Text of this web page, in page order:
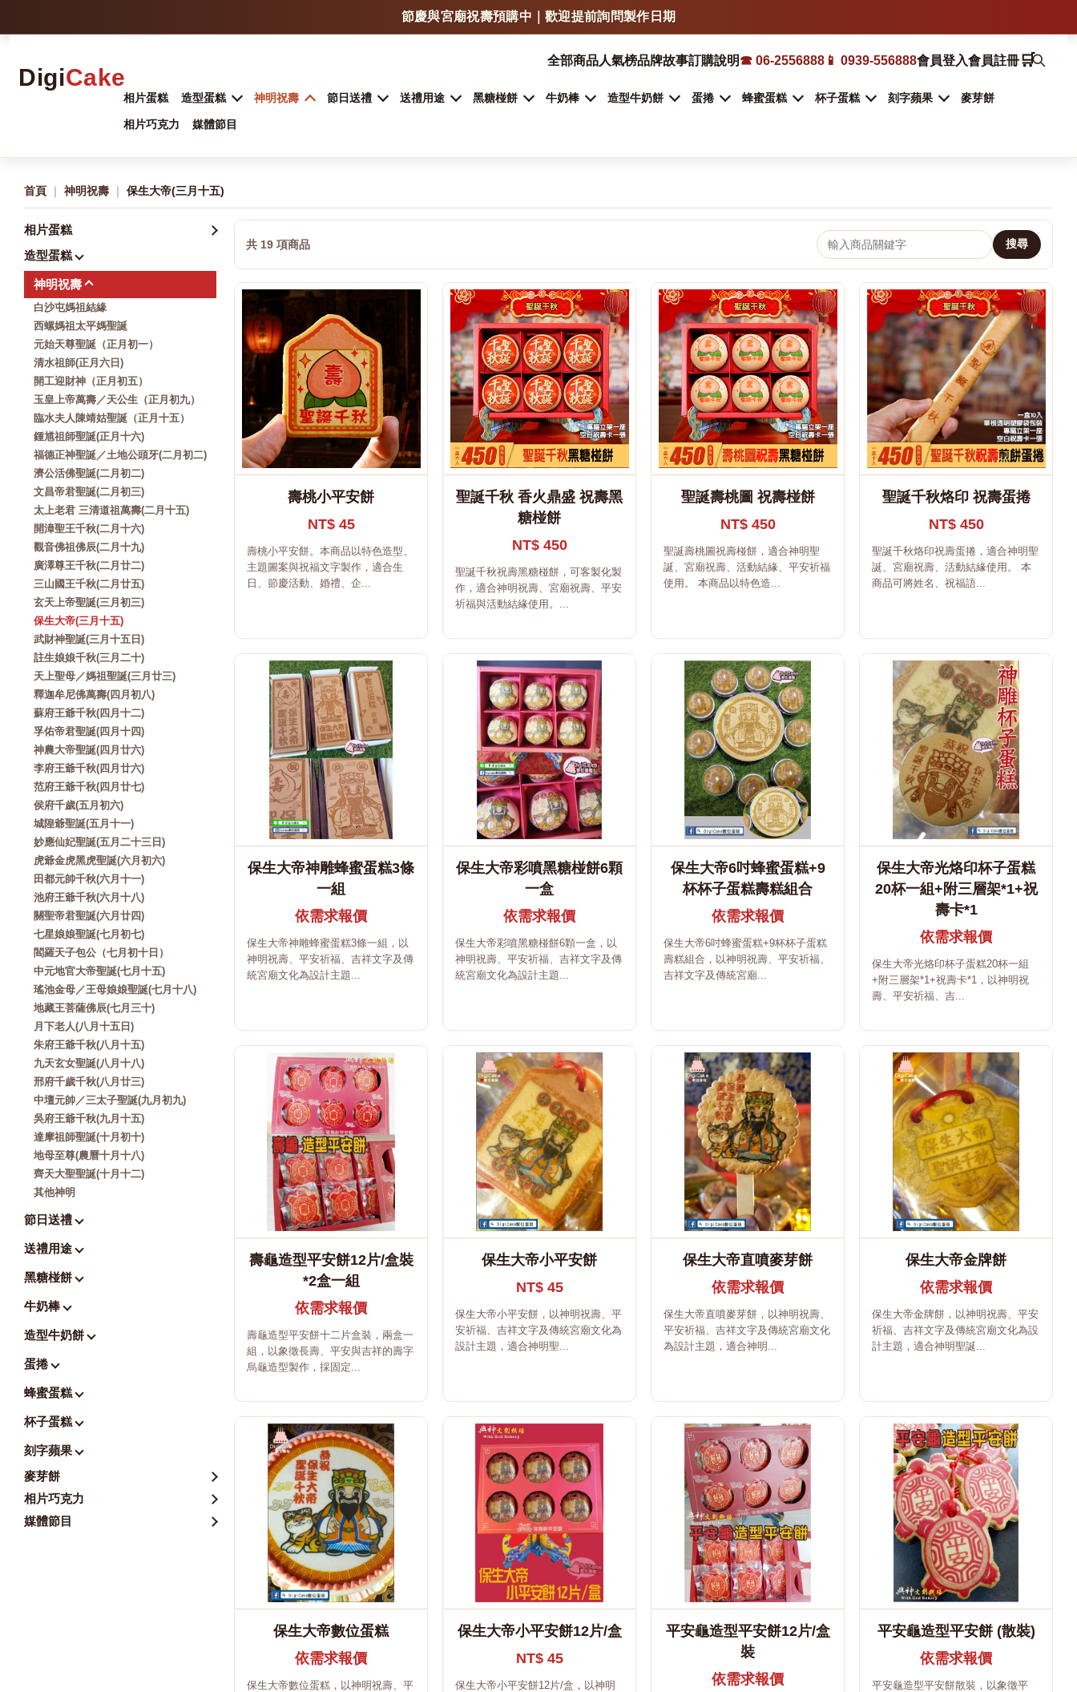
LINE 傳照片 / LOGO / 文字，可快速估價與確認製作方式
門市自取、宅配、超商取貨，依商品類型安排
DigiCake
全部商品人氣榜品牌故事訂購說明☎ 06-2556888 📱 0939-556888會員登入會員註冊🛒
相片蛋糕 造型蛋糕 神明祝壽 節日送禮 送禮用途 黑糖椪餅 牛奶棒 造型牛奶餅 蛋捲 蜂蜜蛋糕 杯子蛋糕 刻字蘋果 麥芽餅
相片巧克力 媒體節目
首頁 ｜ 神明祝壽 ｜ 保生大帝(三月十五)
相片蛋糕
造型蛋糕
神明祝壽
白沙屯媽祖結緣
西螺媽祖太平媽聖誕
元始天尊聖誕（正月初一）
清水祖師(正月六日)
開工迎財神（正月初五）
玉皇上帝萬壽／天公生（正月初九）
臨水夫人陳靖姑聖誕（正月十五）
鍾馗祖師聖誕(正月十六)
福德正神聖誕／土地公頭牙(二月初二)
濟公活佛聖誕(二月初二)
文昌帝君聖誕(二月初三)
太上老君 三清道祖萬壽(二月十五)
開漳聖王千秋(二月十六)
觀音佛祖佛辰(二月十九)
廣澤尊王千秋(二月廿二)
三山國王千秋(二月廿五)
玄天上帝聖誕(三月初三)
保生大帝(三月十五)
武財神聖誕(三月十五日)
註生娘娘千秋(三月二十)
天上聖母／媽祖聖誕(三月廿三)
釋迦牟尼佛萬壽(四月初八)
蘇府王爺千秋(四月十二)
孚佑帝君聖誕(四月十四)
神農大帝聖誕(四月廿六)
李府王爺千秋(四月廿六)
范府王爺千秋(四月廿七)
侯府千歲(五月初六)
城隍爺聖誕(五月十一)
妙應仙妃聖誕(五月二十三日)
虎爺金虎黑虎聖誕(六月初六)
田都元帥千秋(六月十一)
池府王爺千秋(六月十八)
關聖帝君聖誕(六月廿四)
七星娘娘聖誕(七月初七)
閻羅天子包公（七月初十日）
中元地官大帝聖誕(七月十五)
瑤池金母／王母娘娘聖誕(七月十八)
地藏王菩薩佛辰(七月三十)
月下老人(八月十五日)
朱府王爺千秋(八月十五)
九天玄女聖誕(八月十八)
邢府千歲千秋(八月廿三)
中壇元帥／三太子聖誕(九月初九)
吳府王爺千秋(九月十五)
達摩祖師聖誕(十月初十)
地母至尊(農曆十月十八)
齊天大聖聖誕(十月十二)
其他神明
節日送禮
送禮用途
黑糖椪餅
牛奶棒
造型牛奶餅
蛋捲
蜂蜜蛋糕
杯子蛋糕
刻字蘋果
麥芽餅
相片巧克力
媒體節目
共 19 項商品
壽桃小平安餅
NT$ 45
壽桃小平安餅。本商品以特色造型、
主題圖案與祝福文字製作，適合生
日、節慶活動、婚禮、企...
聖誕千秋 香火鼎盛 祝壽黑
糖椪餅
NT$ 450
聖誕千秋祝壽黑糖椪餅，可客製化製
作，適合神明祝壽、宮廟祝壽、平安
祈福與活動結緣使用。...
聖誕壽桃圖 祝壽椪餅
NT$ 450
聖誕壽桃圖祝壽椪餅，適合神明聖
誕、宮廟祝壽、活動結緣、平安祈福
使用。 本商品以特色造...
聖誕千秋烙印 祝壽蛋捲
NT$ 450
聖誕千秋烙印祝壽蛋捲，適合神明聖
誕、宮廟祝壽、活動結緣使用。 本
商品可將姓名、祝福語...
保生大帝神雕蜂蜜蛋糕3條
一組
依需求報價
保生大帝神雕蜂蜜蛋糕3條一組，以
神明祝壽、平安祈福、吉祥文字及傳
統宮廟文化為設計主題...
保生大帝彩噴黑糖椪餅6顆
一盒
依需求報價
保生大帝彩噴黑糖椪餅6顆一盒，以
神明祝壽、平安祈福、吉祥文字及傳
統宮廟文化為設計主題...
保生大帝6吋蜂蜜蛋糕+9
杯杯子蛋糕壽糕組合
依需求報價
保生大帝6吋蜂蜜蛋糕+9杯杯子蛋糕
壽糕組合，以神明祝壽、平安祈福、
吉祥文字及傳統宮廟...
保生大帝光烙印杯子蛋糕
20杯一組+附三層架*1+祝
壽卡*1
依需求報價
保生大帝光烙印杯子蛋糕20杯一組
+附三層架*1+祝壽卡*1，以神明祝
壽、平安祈福、吉...
壽龜造型平安餅12片/盒裝
*2盒一組
依需求報價
壽龜造型平安餅十二片盒裝，兩盒一
組，以象徵長壽、平安與吉祥的壽字
烏龜造型製作，採固定...
保生大帝小平安餅
NT$ 45
保生大帝小平安餅，以神明祝壽、平
安祈福、吉祥文字及傳統宮廟文化為
設計主題，適合神明聖...
保生大帝直噴麥芽餅
依需求報價
保生大帝直噴麥芽餅，以神明祝壽、
平安祈福、吉祥文字及傳統宮廟文化
為設計主題，適合神明...
保生大帝金牌餅
依需求報價
保生大帝金牌餅，以神明祝壽、平安
祈福、吉祥文字及傳統宮廟文化為設
計主題，適合神明聖誕...
保生大帝數位蛋糕
依需求報價
保生大帝數位蛋糕，以神明祝壽、平
保生大帝小平安餅12片/盒
NT$ 45
保生大帝小平安餅12片/盒，以神明
平安龜造型平安餅12片/盒
裝
依需求報價
平安龜造型平安餅 (散裝)
依需求報價
平安龜造型平安餅散裝，以象徵平